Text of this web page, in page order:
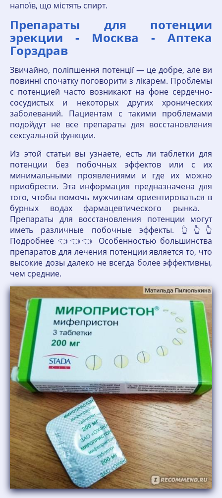
напоїв, що містять спирт.
Препараты для потенции
эрекции - Москва - Аптека
Горздрав
Звичайно, поліпшення потенції — це добре, але ви
повинні спочатку поговорити з лікарем. Проблемы
с потенцией часто возникают на фоне сердечно-
сосудистых и некоторых других хронических
заболеваний. Пациентам с такими проблемами
подойдут не все препараты для восстановления
сексуальной функции.
Из этой статьи вы узнаете, есть ли таблетки для
потенции без побочных эффектов или с их
минимальными проявлениями и где их можно
приобрести. Эта информация предназначена для
того, чтобы помочь мужчинам ориентироваться в
бурных водах фармацевтического рынка.
Препараты для восстановления потенции могут
иметь различные побочные эффекты. 👆👆👆
Подробнее 👈👈👈 Особенностью большинства
препаратов для лечения потенции является то, что
высокие дозы далеко не всегда более эффективны,
чем средние.